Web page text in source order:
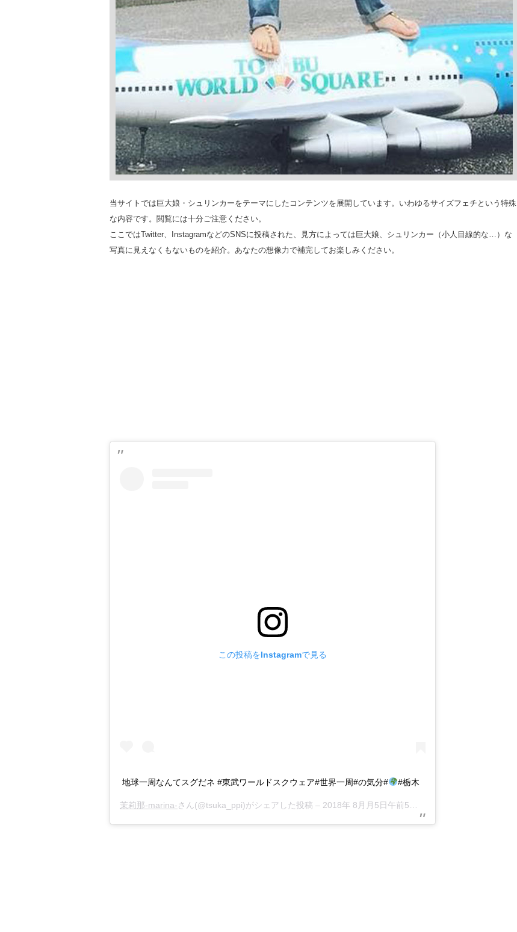
当サイトでは巨大娘・シュリンカーをテーマにしたコンテンツを展開しています。いわゆるサイズフェチという特殊
な内容です。閲覧には十分ご注意ください。
ここではTwitter、InstagramなどのSNSに投稿された、見方によっては巨大娘、シュリンカー（小人目線的な…）な
写真に見えなくもないものを紹介。あなたの想像力で補完してお楽しみください。
この投稿をInstagramで見る
地球一周なんてスグだネ #東武ワールドスクウェア#世界一周#の気分# #栃木
茉莉那-marina-さん(@tsuka_ppi)がシェアした投稿 – 2018年 8月月5日午前5時39分PDT